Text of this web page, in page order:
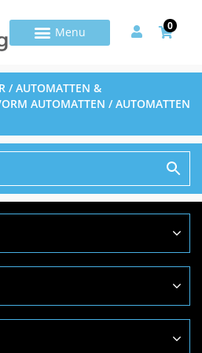
0
/AUTOMATTEN &
AUTOMATTEN / AUTOMATTEN